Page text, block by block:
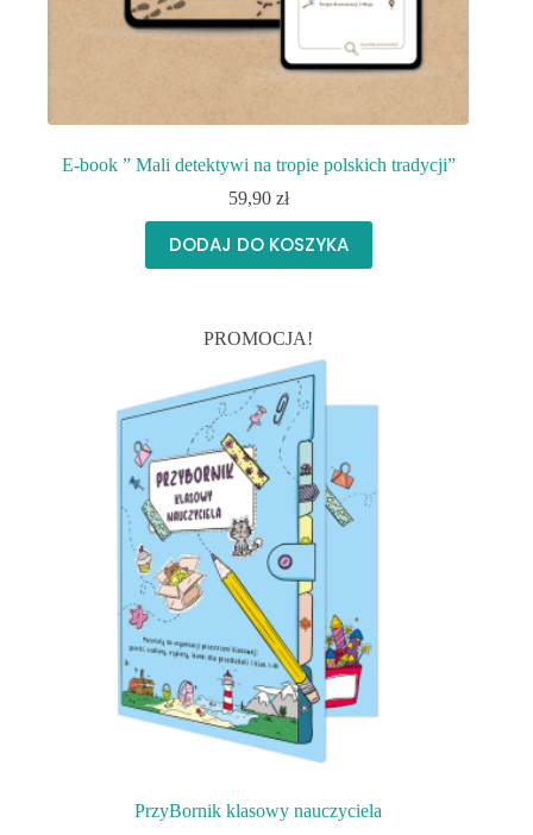
E-book ” Mali detektywi na tropie polskich tradycji”
59,90 zł
DODAJ DO KOSZYKA
PROMOCJA!
PrzyBornik klasowy nauczyciela